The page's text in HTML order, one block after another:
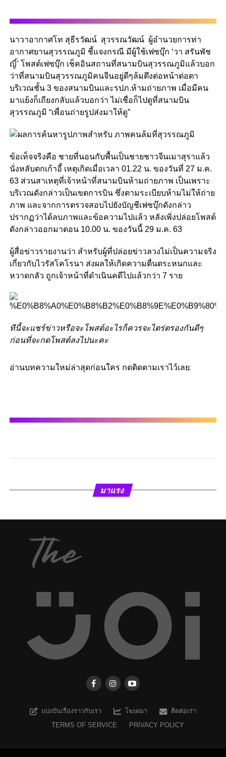
นาวาอากาศโท สุธีรวัฒน์ สุวรรณวัฒน์ ผู้อำนวยการท่า
อากาศยานสุวรรณภูมิ ชี้แจงกรณี มีผู้ใช้เฟซบุ๊ก ‘วา สรันพัช
ญิ์’ โพสต์เฟซบุ๊ก เช็คอินสถานที่สนามบินสุวรรณภูมิแล้วบอก
ว่าที่สนามบินสุวรรณภูมิคนจีนอยู่ดีๆล้มตึงต่อหน้าต่อตา
บริเวณชั้น 3 ของสนามบินและรปภ.ห้ามถ่ายภาพ เมื่อมีคน
มาแย้งก็เถียงกลับแล้วบอกว่า ไม่เชื่อก็ไปดูที่สนามบิน
สุวรรณภูมิ “เพื่อนถ่ายรูปส่งมาให้ดู”
ข้อเท็จจริงคือ ชายที่นอนกับพื้นเป็นชายชาวจีนเมาสุราแล้ว
นั่งหลับตกเก้าอี้ เหตุเกิดเมื่อเวลา 01.22 น. ของวันที่ 27 ม.ค.
63 ส่วนสาเหตุที่เจ้าหน้าที่สนามบินห้ามถ่ายภาพ เป็นเพราะ
บริเวณดังกล่าวเป็นเขตการบิน ซึ่งตามระเบียบห้ามไม่ให้ถ่าย
ภาพ และจากการตรวจสอบไปยังบัญชีเฟซบุ๊กดังกล่าว
ปรากฏว่าได้ลบภาพและข้อความไปแล้ว หลังเพิ่งปล่อยโพสต์
ดังกล่าวออกมาตอน 10.00 น. ของวันนี้ 29 ม.ค. 63
ผู้สื่อข่าวรายงานว่า สำหรับผู้ที่ปล่อยข่าวลวงไม่เป็นความจริง
เกี่ยวกับไวรัสโคโรนา ส่งผลให้เกิดความตื่นตระหนกและ
หวาดกลัว ถูกเจ้าหน้าที่ดำเนินคดีไปแล้วกว่า 7 ราย
ทีนี้จะแชร์ข่าวหรือจะโพสต์อะไรก็ควรจะไตร่ตรองกันดีๆ
ก่อนที่จะกดโพสต์ลงไปนะคะ
อ่านบทความใหม่ล่าสุดก่อนใคร กดติดตามเราไว้เลย:
มาแรง
แบ่งปันเรื่องราวกับเรา โฆษณา
ติดต่อเรา
TERMS OF SERVICE
PRIVACY POLICY